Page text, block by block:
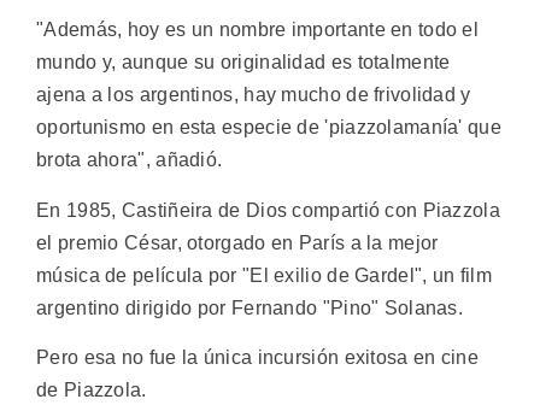
"Además, hoy es un nombre importante en todo el
mundo y, aunque su originalidad es totalmente
ajena a los argentinos, hay mucho de frivolidad y
oportunismo en esta especie de 'piazzolamanía' que
brota ahora", añadió.
En 1985, Castiñeira de Dios compartió con Piazzola
el premio César, otorgado en París a la mejor
música de película por "El exilio de Gardel", un film
argentino dirigido por Fernando "Pino" Solanas.
Pero esa no fue la única incursión exitosa en cine
de Piazzola.